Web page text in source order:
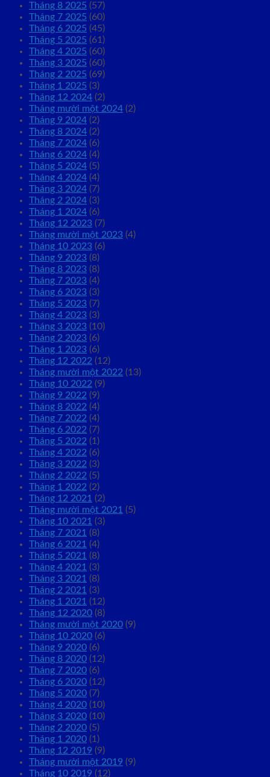
Tháng 8 2025 (57)
Tháng 7 2025 (60)
Tháng 6 2025 (45)
Tháng 5 2025 (61)
Tháng 4 2025 (60)
Tháng 3 2025 (60)
Tháng 2 2025 (69)
Tháng 1 2025 (3)
Tháng 12 2024 (2)
Tháng mười một 2024 (2)
Tháng 9 2024 (2)
Tháng 8 2024 (2)
Tháng 7 2024 (6)
Tháng 6 2024 (4)
Tháng 5 2024 (5)
Tháng 4 2024 (4)
Tháng 3 2024 (7)
Tháng 2 2024 (3)
Tháng 1 2024 (6)
Tháng 12 2023 (7)
Tháng mười một 2023 (4)
Tháng 10 2023 (6)
Tháng 9 2023 (8)
Tháng 8 2023 (8)
Tháng 7 2023 (4)
Tháng 6 2023 (3)
Tháng 5 2023 (7)
Tháng 4 2023 (3)
Tháng 3 2023 (10)
Tháng 2 2023 (6)
Tháng 1 2023 (6)
Tháng 12 2022 (12)
Tháng mười một 2022 (13)
Tháng 10 2022 (9)
Tháng 9 2022 (9)
Tháng 8 2022 (4)
Tháng 7 2022 (4)
Tháng 6 2022 (7)
Tháng 5 2022 (1)
Tháng 4 2022 (6)
Tháng 3 2022 (3)
Tháng 2 2022 (5)
Tháng 1 2022 (2)
Tháng 12 2021 (2)
Tháng mười một 2021 (5)
Tháng 10 2021 (3)
Tháng 7 2021 (8)
Tháng 6 2021 (4)
Tháng 5 2021 (8)
Tháng 4 2021 (3)
Tháng 3 2021 (8)
Tháng 2 2021 (3)
Tháng 1 2021 (12)
Tháng 12 2020 (8)
Tháng mười một 2020 (9)
Tháng 10 2020 (6)
Tháng 9 2020 (6)
Tháng 8 2020 (12)
Tháng 7 2020 (6)
Tháng 6 2020 (12)
Tháng 5 2020 (7)
Tháng 4 2020 (10)
Tháng 3 2020 (10)
Tháng 2 2020 (5)
Tháng 1 2020 (1)
Tháng 12 2019 (9)
Tháng mười một 2019 (9)
Tháng 10 2019 (12)